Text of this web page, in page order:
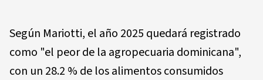
Según Mariotti, el año 2025 quedará registrado
como "el peor de la agropecuaria dominicana",
con un 28.2 % de los alimentos consumidos